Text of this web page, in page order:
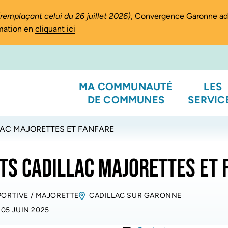
celui du 26 juillet 2026), Convergence Garonne
en cliquant ici
MA COMMUNAUTÉ
DE COMMUNES
LES
MAJORETTES ET FANFARE
CADILLAC MAJORETTES ET
/ MAJORETTE
CADILLAC SUR GARONNE
05 JUIN 2025